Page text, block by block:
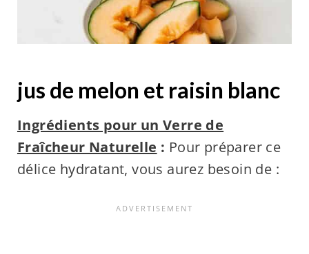
jus de melon et raisin blanc
Ingrédients pour un Verre de
Fraîcheur Naturelle : Pour préparer ce
délice hydratant, vous aurez besoin de :